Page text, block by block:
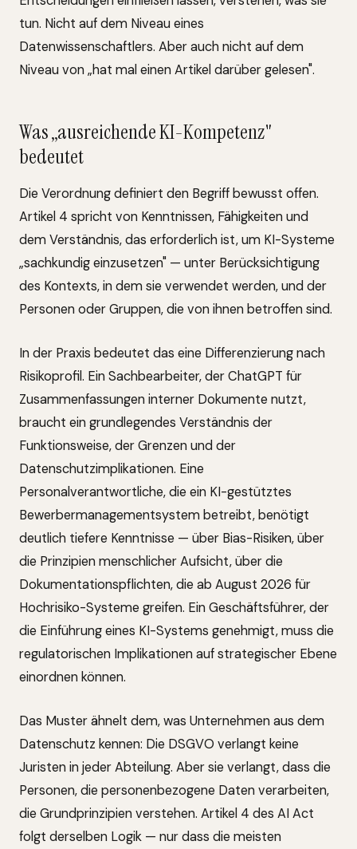
tun. Nicht auf dem Niveau eines
Datenwissenschaftlers. Aber auch nicht auf dem
Niveau von „hat mal einen Artikel darüber gelesen".
Was „ausreichende KI-Kompetenz"
bedeutet
Die Verordnung definiert den Begriff bewusst offen.
Artikel 4 spricht von Kenntnissen, Fähigkeiten und
dem Verständnis, das erforderlich ist, um KI-Systeme
„sachkundig einzusetzen" — unter Berücksichtigung
des Kontexts, in dem sie verwendet werden, und der
Personen oder Gruppen, die von ihnen betroffen sind.
In der Praxis bedeutet das eine Differenzierung nach
Risikoprofil. Ein Sachbearbeiter, der ChatGPT für
Zusammenfassungen interner Dokumente nutzt,
braucht ein grundlegendes Verständnis der
Funktionsweise, der Grenzen und der
Datenschutzimplikationen. Eine
Personalverantwortliche, die ein KI-gestütztes
Bewerbermanagementsystem betreibt, benötigt
deutlich tiefere Kenntnisse — über Bias-Risiken, über
die Prinzipien menschlicher Aufsicht, über die
Dokumentationspflichten, die ab August 2026 für
Hochrisiko-Systeme greifen. Ein Geschäftsführer, der
die Einführung eines KI-Systems genehmigt, muss die
regulatorischen Implikationen auf strategischer Ebene
einordnen können.
Das Muster ähnelt dem, was Unternehmen aus dem
Datenschutz kennen: Die DSGVO verlangt keine
Juristen in jeder Abteilung. Aber sie verlangt, dass die
Personen, die personenbezogene Daten verarbeiten,
die Grundprinzipien verstehen. Artikel 4 des AI Act
folgt derselben Logik — nur dass die meisten